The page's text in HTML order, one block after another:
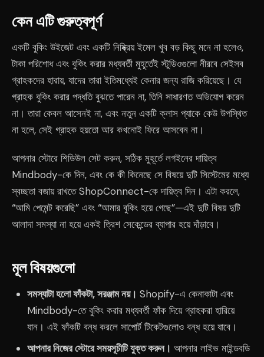
কেন এটি গুরুত্বপূর্ণ
একটি বুকিং উইজেট এবং একটি নিষ্ক্রিয় ইমেল খুব বড় কিছু মনে না হলেও,
টাকা পরিশোধ এবং বুকিং করার মধ্যবর্তী মুহূর্তেই স্টুডিওগুলো নীরবে সেইসব
গ্রাহকদের হারায়, যাদের তারা ইতিমধ্যেই কেনার জন্য রাজি করিয়েছে। যে
গ্রাহক বুকিং করার পদ্ধতি বুঝতে পারেন না, তিনি সাধারণত অভিযোগ করেন
না। তারা কেবল আসেনই না, এবং নতুন একটি ক্লাস প্যাকে কেউ উপস্থিত
না হলে, সেই গ্রাহক হয়তো আর কখনোই ফিরে আসবেন না।
আপনার স্টোরে শিডিউল সেট করুন, সঠিক মুহূর্তে লগইনের দায়িত্ব
Mindbody-কে দিন, এবং কে কী কিনেছে সে বিষয়ে দুটি সিস্টেমের মধ্যে
স্বচ্ছতা বজায় রাখতে ShopConnect-কে দায়িত্ব দিন। এটা করলে,
“আমি পেমেন্ট করেছি” এবং “আমার বুকিং হয়ে গেছে”—এই দুটি বিষয় দুটি
আলাদা সমস্যা না হয়ে একই ত্রিশ সেকেন্ডের ব্যাপার হয়ে দাঁড়াবে।
মূল বিষয়গুলো
সমস্যাটা হলো ফাঁকটা, সরঞ্জাম নয়। Shopify-এ কেনাকাটা এবং
Mindbody-তে বুকিং করার মধ্যবর্তী ফাঁক দিয়ে গ্রাহকরা হারিয়ে
যান। এই ফাঁকটি বন্ধ করলে সাপোর্ট টিকেটগুলোও বন্ধ হয়ে যাবে।
আপনার নিজের স্টোরে সময়সূচীটি যুক্ত করুন। আপনার লাইভ মাইন্ডবডি